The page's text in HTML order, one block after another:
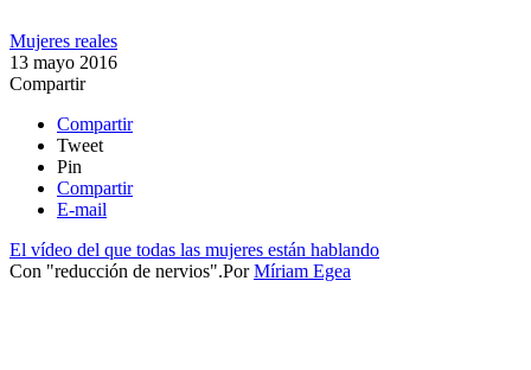
Mujeres reales
13 mayo 2016
Compartir
Compartir
Tweet
Pin
Compartir
E-mail
El vídeo del que todas las mujeres están hablando
Con "reducción de nervios".​PorMíriam Egea